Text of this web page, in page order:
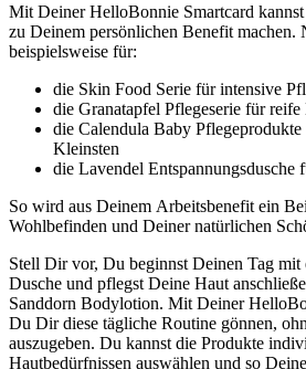
Mit Deiner HelloBonnie Smartcard
zu Deinem persönlichen Benefit machen.
beispielsweise für:​
die Skin Food Serie für intensive
die Granatapfel Pflegeserie für reife
die Calendula Baby
Kleinsten
die Lavendel Entspannungsdusche
So wird aus Deinem Arbeitsbenefit ein
Wohlbefinden und Deiner natürlichen
Stell Dir vor, Du beginnst Deinen Tag mit
Dusche und pflegst Deine Haut
Sanddorn Bodylotion. Mit Deiner
Du Dir diese tägliche Routine gönnen,
auszugeben. Du kannst die Produkte
Hautbedürfnissen auswählen und so